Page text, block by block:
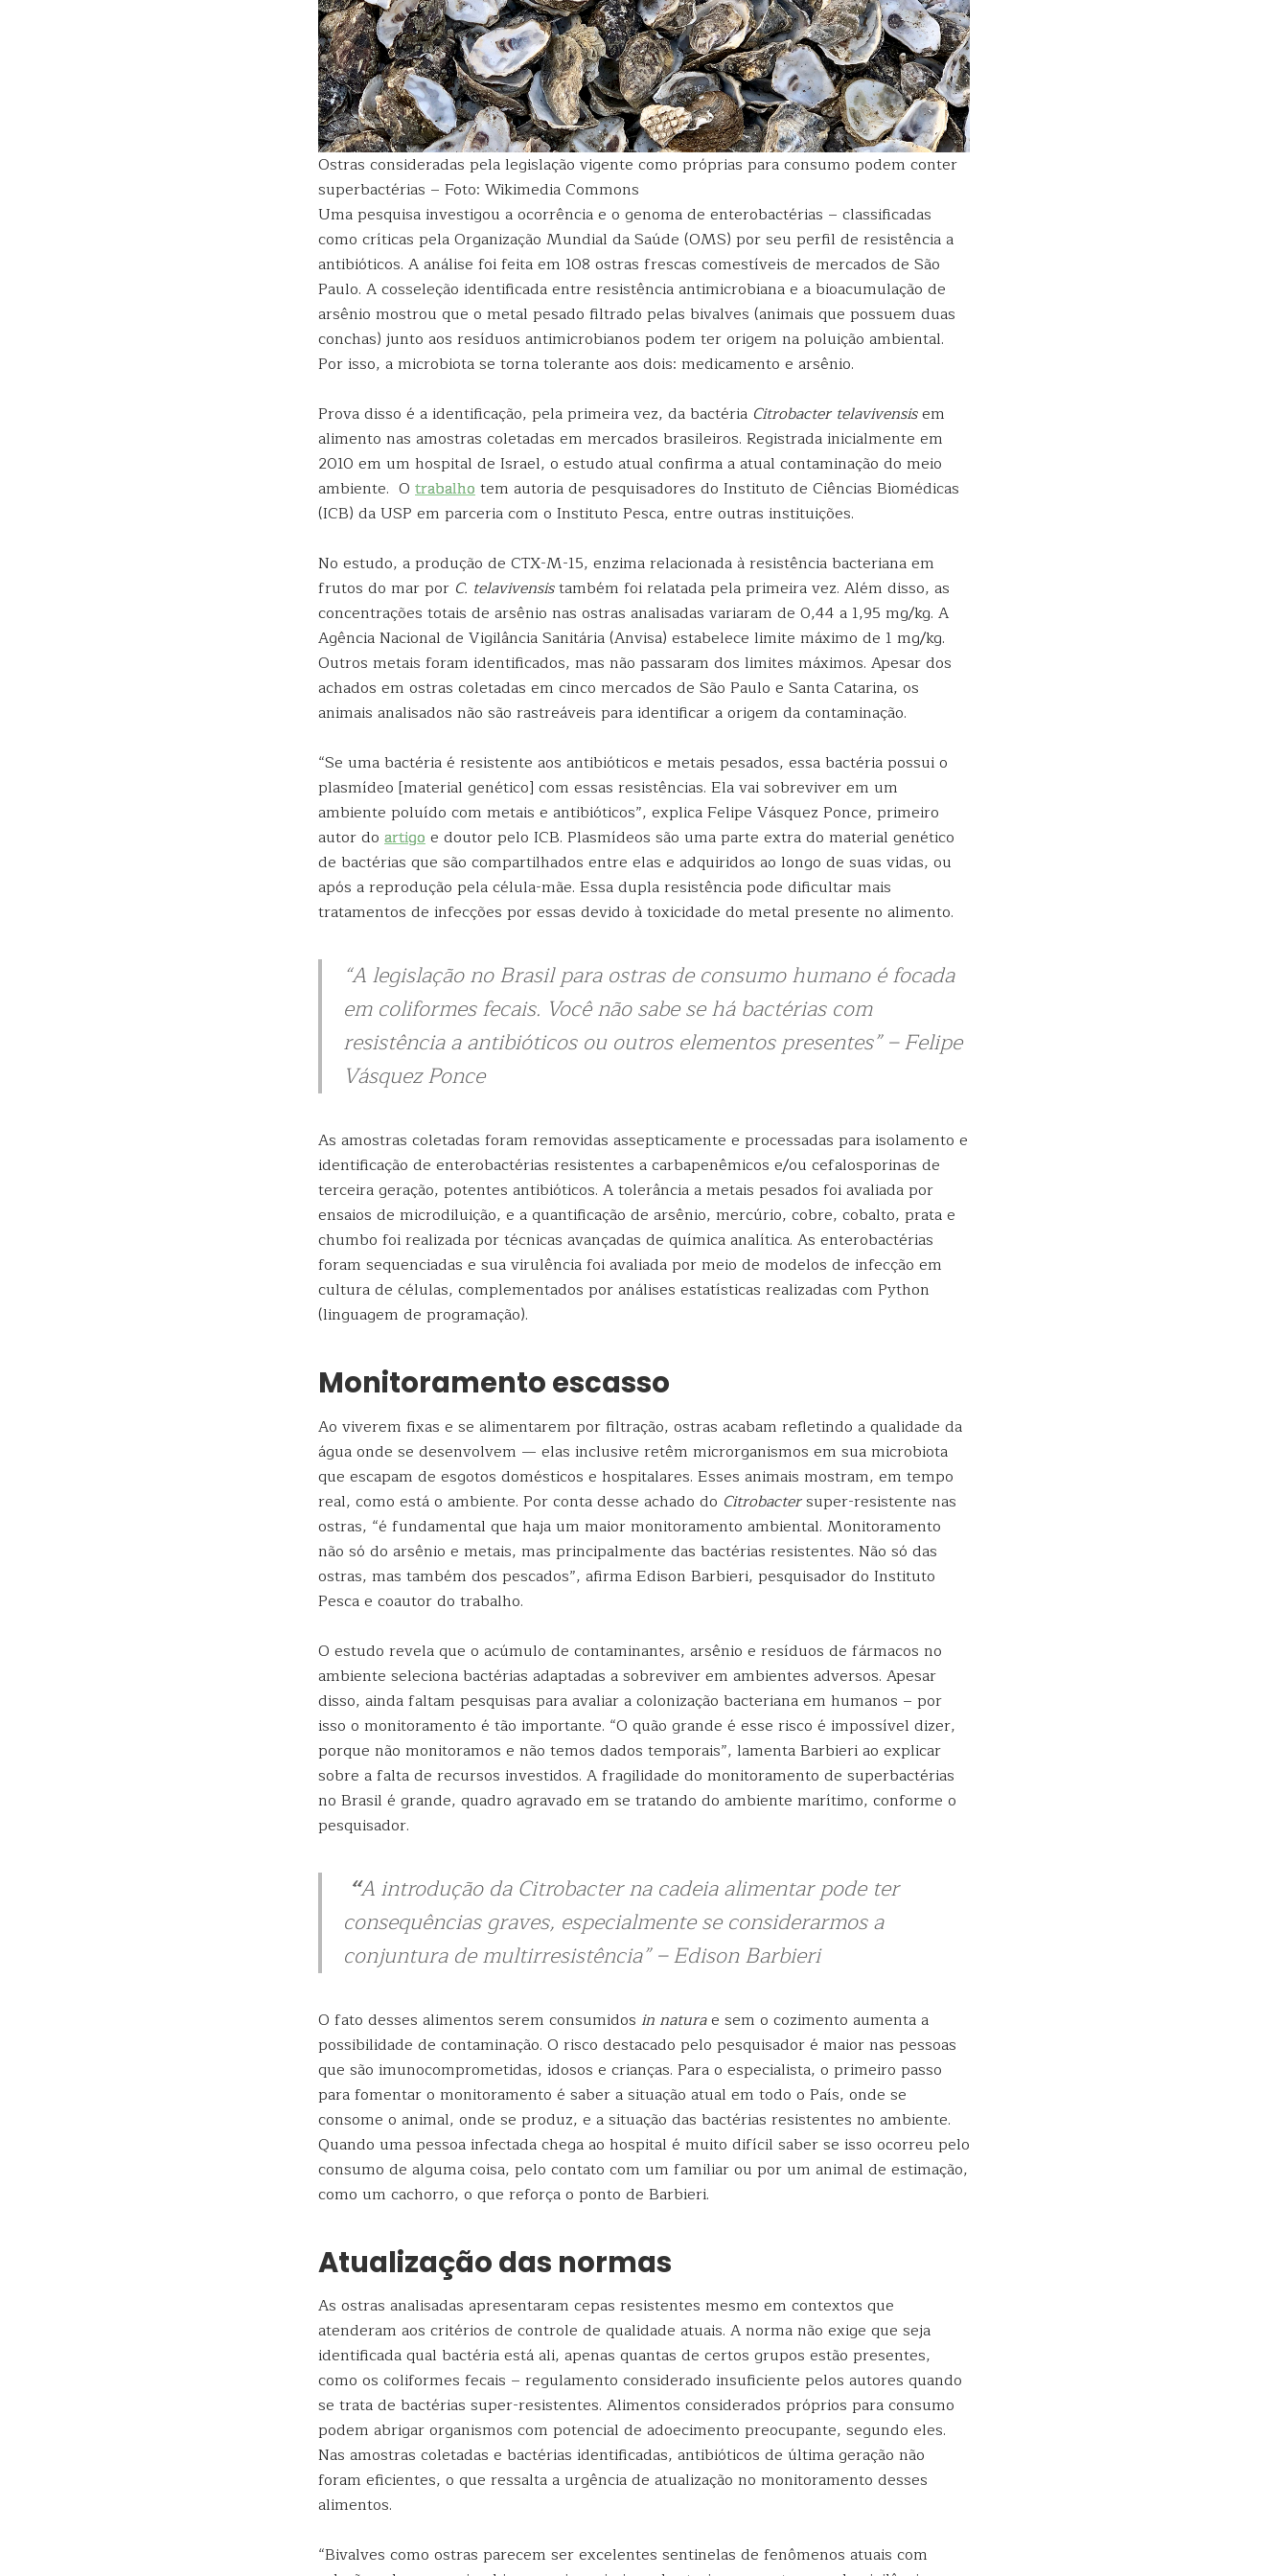
Ostras consideradas pela legislação vigente como próprias para consumo podem conter
superbactérias – Foto: Wikimedia Commons
Uma pesquisa investigou a ocorrência e o genoma de enterobactérias – classificadas
como críticas pela Organização Mundial da Saúde (OMS) por seu perfil de resistência a
antibióticos. A análise foi feita em 108 ostras frescas comestíveis de mercados de São
Paulo. A cosseleção identificada entre resistência antimicrobiana e a bioacumulação de
arsênio mostrou que o metal pesado filtrado pelas bivalves (animais que possuem duas
conchas) junto aos resíduos antimicrobianos podem ter origem na poluição ambiental.
Por isso, a microbiota se torna tolerante aos dois: medicamento e arsênio.
Prova disso é a identificação, pela primeira vez, da bactéria Citrobacter telavivensisem
alimento nas amostras coletadas em mercados brasileiros. Registrada inicialmente em
2010 em um hospital de Israel, o estudo atual confirma a atual contaminação do meio
ambiente. O trabalhotem autoria de pesquisadores do Instituto de Ciências Biomédicas
(ICB) da USP em parceria com o Instituto Pesca, entre outras instituições.
No estudo, a produção de CTX-M-15, enzima relacionada à resistência bacteriana em
frutos do mar por C. telavivensistambém foi relatada pela primeira vez. Além disso, as
concentrações totais de arsênio nas ostras analisadas variaram de 0,44 a 1,95 mg/kg. A
Agência Nacional de Vigilância Sanitária (Anvisa) estabelece limite máximo de 1 mg/kg.
Outros metais foram identificados, mas não passaram dos limites máximos. Apesar dos
achados em ostras coletadas em cinco mercados de São Paulo e Santa Catarina, os
animais analisados não são rastreáveis para identificar a origem da contaminação.
“Se uma bactéria é resistente aos antibióticos e metais pesados, essa bactéria possui o
plasmídeo [material genético] com essas resistências. Ela vai sobreviver em um
ambiente poluído com metais e antibióticos”, explica Felipe Vásquez Ponce, primeiro
autor do artigoe doutor pelo ICB. Plasmídeos são uma parte extra do material genético
de bactérias que são compartilhados entre elas e adquiridos ao longo de suas vidas, ou
após a reprodução pela célula-mãe. Essa dupla resistência pode dificultar mais
tratamentos de infecções por essas devido à toxicidade do metal presente no alimento.
“A legislação no Brasil para ostras de consumo humano é focada
em coliformes fecais. Você não sabe se há bactérias com
resistência a antibióticos ou outros elementos presentes” – Felipe
Vásquez Ponce
As amostras coletadas foram removidas assepticamente e processadas para isolamento e
identificação de enterobactérias resistentes a carbapenêmicos e/ou cefalosporinas de
terceira geração, potentes antibióticos. A tolerância a metais pesados ​​foi avaliada por
ensaios de microdiluição, e a quantificação de arsênio, mercúrio, cobre, cobalto, prata e
chumbo foi realizada por técnicas avançadas de química analítica. As enterobactérias
foram sequenciadas e sua virulência foi avaliada por meio de modelos de infecção em
cultura de células, complementados por análises estatísticas realizadas com Python
(linguagem de programação).
Monitoramento escasso
Ao viverem fixas e se alimentarem por filtração, ostras acabam refletindo a qualidade da
água onde se desenvolvem — elas inclusive retêm microrganismos em sua microbiota
que escapam de esgotos domésticos e hospitalares. Esses animais mostram, em tempo
real, como está o ambiente. Por conta desse achado do Citrobactersuper-resistente nas
ostras, “é fundamental que haja um maior monitoramento ambiental. Monitoramento
não só do arsênio e metais, mas principalmente das bactérias resistentes. Não só das
ostras, mas também dos pescados”, afirma Edison Barbieri, pesquisador do Instituto
Pesca e coautor do trabalho.
O estudo revela que o acúmulo de contaminantes, arsênio e resíduos de fármacos no
ambiente seleciona bactérias adaptadas a sobreviver em ambientes adversos. Apesar
disso, ainda faltam pesquisas para avaliar a colonização bacteriana em humanos – por
isso o monitoramento é tão importante. “O quão grande é esse risco é impossível dizer,
porque não monitoramos e não temos dados temporais”, lamenta Barbieri ao explicar
sobre a falta de recursos investidos. A fragilidade do monitoramento de superbactérias
no Brasil é grande, quadro agravado em se tratando do ambiente marítimo, conforme o
pesquisador.
“A introdução da Citrobacter na cadeia alimentar pode ter
consequências graves, especialmente se considerarmos a
conjuntura de multirresistência” – Edison Barbieri
O fato desses alimentos serem consumidos in naturae sem o cozimento aumenta a
possibilidade de contaminação. O risco destacado pelo pesquisador é maior nas pessoas
que são imunocomprometidas, idosos e crianças. Para o especialista, o primeiro passo
para fomentar o monitoramento é saber a situação atual em todo o País, onde se
consome o animal, onde se produz, e a situação das bactérias resistentes no ambiente.
Quando uma pessoa infectada chega ao hospital é muito difícil saber se isso ocorreu pelo
consumo de alguma coisa, pelo contato com um familiar ou por um animal de estimação,
como um cachorro, o que reforça o ponto de Barbieri.
Atualização das normas
As ostras analisadas apresentaram cepas resistentes mesmo em contextos que
atenderam aos critérios de controle de qualidade atuais. A norma não exige que seja
identificada qual bactéria está ali, apenas quantas de certos grupos estão presentes,
como os coliformes fecais – regulamento considerado insuficiente pelos autores quando
se trata de bactérias super-resistentes. Alimentos considerados próprios para consumo
podem abrigar organismos com potencial de adoecimento preocupante, segundo eles.
Nas amostras coletadas e bactérias identificadas, antibióticos de última geração não
foram eficientes, o que ressalta a urgência de atualização no monitoramento desses
alimentos.
“Bivalves como ostras parecem ser excelentes sentinelas de fenômenos atuais com